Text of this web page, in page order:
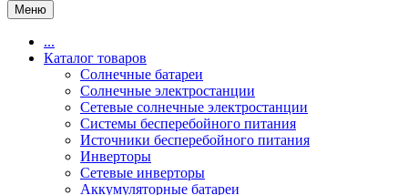
Меню
...
Каталог товаров
Солнечные батареи
Солнечные электростанции
Сетевые солнечные электростанции
Системы бесперебойного питания
Источники бесперебойного питания
Инверторы
Сетевые инверторы
Аккумуляторные батареи